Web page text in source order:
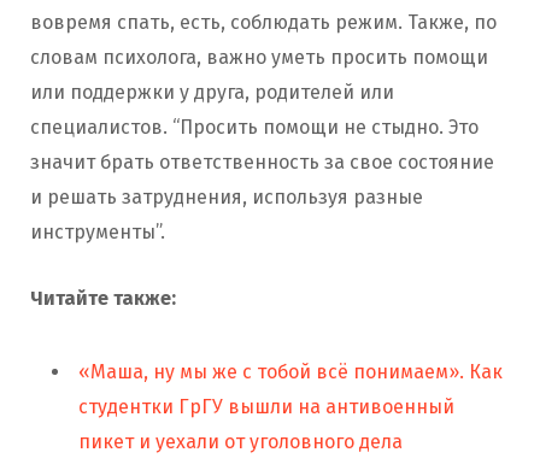
вовремя спать, есть, соблюдать режим. Также, по
словам психолога, важно уметь просить помощи
или поддержки у друга, родителей или
специалистов. “Просить помощи не стыдно. Это
значит брать ответственность за свое состояние
и решать затруднения, используя разные
инструменты”.
Читайте также:
«Маша, ну мы же с тобой всё понимаем». Как
студентки ГрГУ вышли на антивоенный
пикет и уехали от уголовного дела